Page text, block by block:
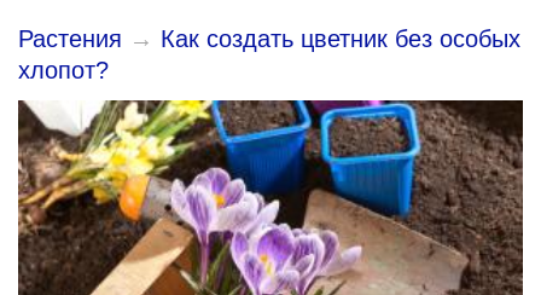
Растения → Как создать цветник без особых
хлопот?